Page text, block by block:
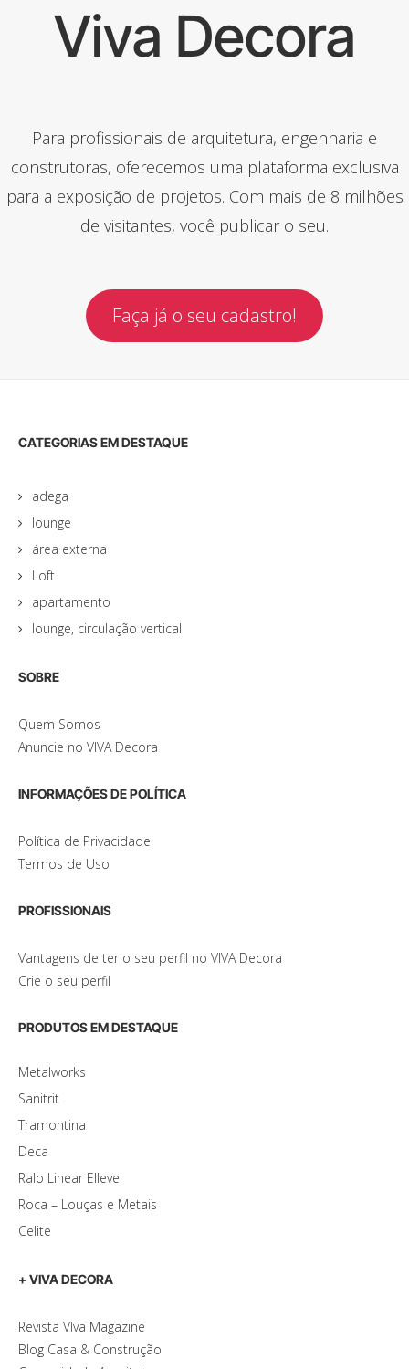
Viva Decora
Para profissionais de arquitetura, engenharia e
construtoras, oferecemos uma plataforma exclusiva
para a exposição de projetos. Com mais de 8 milhões
de visitantes, você publicar o seu.
Faça já o seu cadastro!
CATEGORIAS EM DESTAQUE
adega
lounge
área externa
Loft
apartamento
lounge, circulação vertical
SOBRE
Quem Somos
Anuncie no VIVA Decora
INFORMAÇÕES DE POLÍTICA
Política de Privacidade
Termos de Uso
PROFISSIONAIS
Vantagens de ter o seu perfil no VIVA Decora
Crie o seu perfil
PRODUTOS EM DESTAQUE
Metalworks
Sanitrit
Tramontina
Deca
Ralo Linear Elleve
Roca – Louças e Metais
Celite
+ VIVA DECORA
Revista VIva Magazine
Blog Casa & Construção